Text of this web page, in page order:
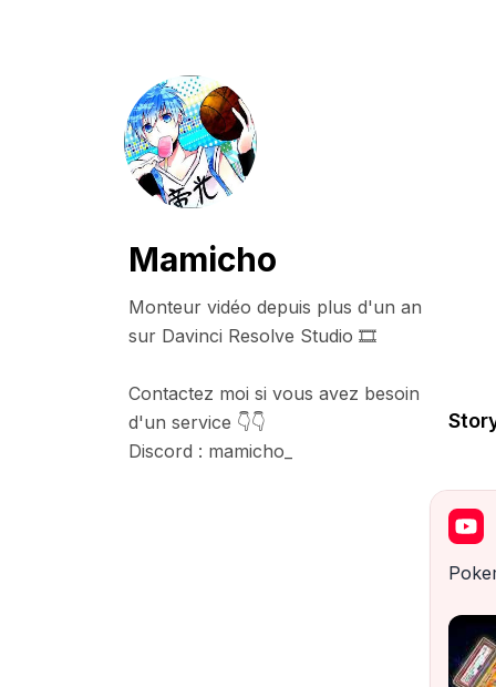
Mamicho
Monteur vidéo depuis plus d'un an
sur Davinci Resolve Studio 🎞️
Contactez moi si vous avez besoin
d'un service 👇👇
Discord : mamicho_